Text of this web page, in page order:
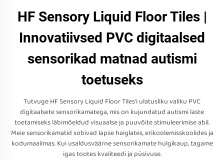
HF Sensory Liquid Floor Tiles |
Innovatiivsed PVC digitaalsed
sensorikad matnad autismi
toetuseks
Tutvuge HF Sensory Liquid Floor Tiles'i ulatusliku valiku PVC
digitaalsete sensorikamatega, mis on kujundatud autismi laste
toetamiseks läbimõeldud visuaalse ja puuvõite stimuleerimise abil.
Meie sensorikamatid sobivad lapse haiglates, erikoolemisskoolides ja
kodumaailmas. Kui usaldusväärne sensorikamate hulgikaup, tagame
igas tootes kvaliteedi ja püsivuse.